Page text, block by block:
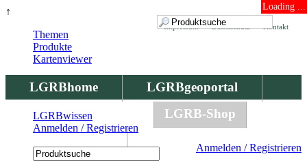
↑ Loading ...
Kontakt
Datenschutz
Impressum
LGRBhome
LGRBgeoportal
LGRBbohrungen
LGRB-Shop
Anmelden / Registrieren
Themen
Produkte
Kartenviewer
LGRBwissen
Anmelden / Registrieren